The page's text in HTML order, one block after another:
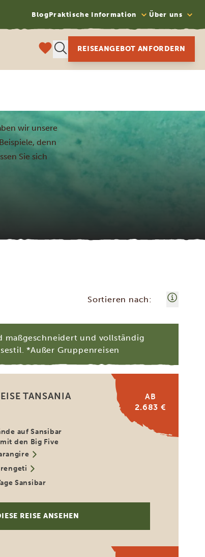
BlogPraktische Information Über uns
REISEANGEBOT ANFORDERN
wir unsere
denn
Sie sich
Sortieren nach:
maßgeschneidert und vollständig
*Außer Gruppenreisen
AB
2.683 €
TANSANIA
auf Sansibar
den Big Five
Sansibar
REISE ANSEHEN